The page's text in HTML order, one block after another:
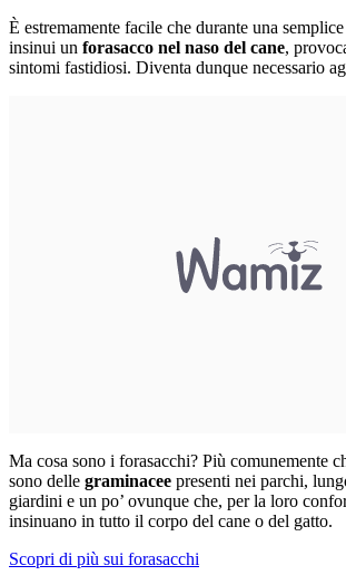
È estremamente facile che durante una
insinui un forasacco nel naso del cane,
sintomi fastidiosi. Diventa dunque necessario
Ma cosa sono i forasacchi? Più comunemente
sono delle graminacee presenti nei parchi,
giardini e un po’ ovunque che, per la loro
insinuano in tutto il corpo del cane o del gatto.
Scopri di più sui forasacchi